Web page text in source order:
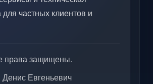
частных клиентов и
права защищены.
Евгеньевич